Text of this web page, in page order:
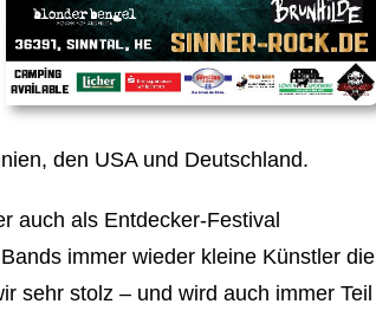
den USA und Deutschland.
auch als Entdecker-Festival
immer wieder kleine Künstler die
sehr stolz – und wird auch immer Teil